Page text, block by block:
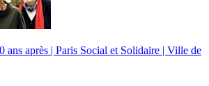
ans après | Paris Social et Solidaire | Ville de